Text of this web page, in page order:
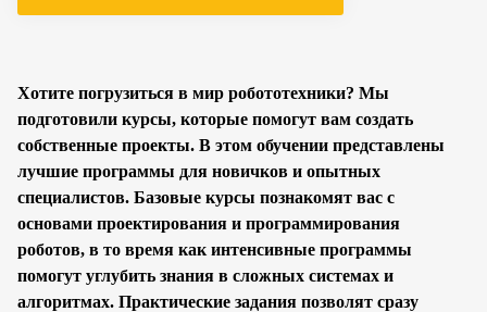
Хотите погрузиться в мир робототехники? Мы
подготовили курсы, которые помогут вам создать
собственные проекты. В этом обучении представлены
лучшие программы для новичков и опытных
специалистов. Базовые курсы познакомят вас с
основами проектирования и программирования
роботов, в то время как интенсивные программы
помогут углубить знания в сложных системах и
алгоритмах. Практические задания позволят сразу